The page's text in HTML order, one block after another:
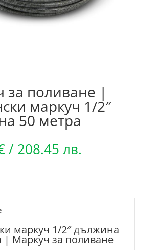
за поливане |
маркуч 1/2″
50 метра
/ 208.45 лв.
маркуч 1/2″ дължина
| Маркуч за поливане